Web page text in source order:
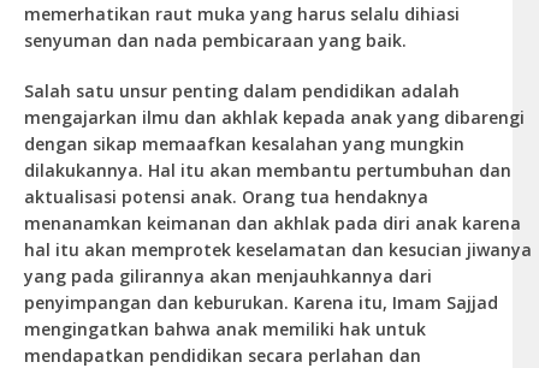
memerhatikan raut muka yang harus selalu dihiasi
senyuman dan nada pembicaraan yang baik.
Salah satu unsur penting dalam pendidikan adalah
mengajarkan ilmu dan akhlak kepada anak yang dibarengi
dengan sikap memaafkan kesalahan yang mungkin
dilakukannya. Hal itu akan membantu pertumbuhan dan
aktualisasi potensi anak. Orang tua hendaknya
menanamkan keimanan dan akhlak pada diri anak karena
hal itu akan memprotek keselamatan dan kesucian jiwanya
yang pada gilirannya akan menjauhkannya dari
penyimpangan dan keburukan. Karena itu, Imam Sajjad
mengingatkan bahwa anak memiliki hak untuk
mendapatkan pendidikan secara perlahan dan